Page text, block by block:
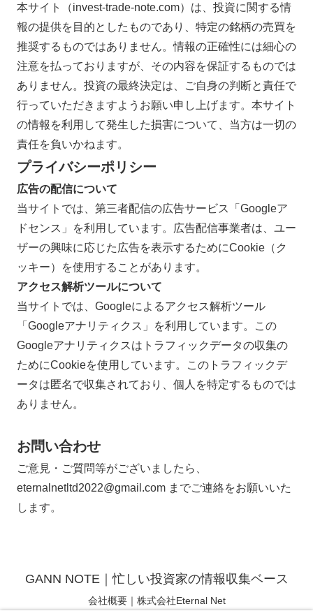
本サイト（invest-trade-note.com）は、投資に関する情
報の提供を目的としたものであり、特定の銘柄の売買を
推奨するものではありません。情報の正確性には細心の
注意を払っておりますが、その内容を保証するものでは
ありません。投資の最終決定は、ご自身の判断と責任で
行っていただきますようお願い申し上げます。本サイト
の情報を利用して発生した損害について、当方は一切の
責任を負いかねます。
プライバシーポリシー
広告の配信について
当サイトでは、第三者配信の広告サービス「Googleア
ドセンス」を利用しています。広告配信事業者は、ユー
ザーの興味に応じた広告を表示するためにCookie（ク
ッキー）を使用することがあります。
アクセス解析ツールについて
当サイトでは、Googleによるアクセス解析ツール
「Googleアナリティクス」を利用しています。この
Googleアナリティクスはトラフィックデータの収集の
ためにCookieを使用しています。このトラフィックデ
ータは匿名で収集されており、個人を特定するものでは
ありません。
お問い合わせ
ご意見・ご質問等がございましたら、
eternalnetltd2022@gmail.com までご連絡をお願いいた
します。
GANN NOTE｜忙しい投資家の情報収集ベース
会社概要｜株式会社Eternal Net